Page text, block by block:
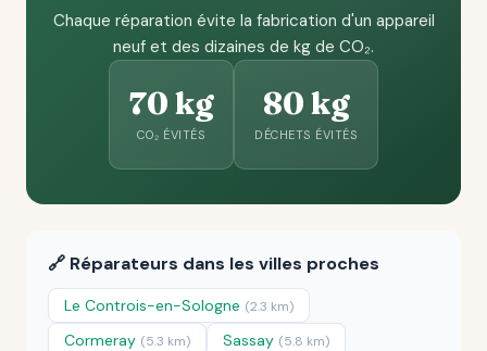
Chaque réparation évite la fabrication d'un appareil
neuf et des dizaines de kg de CO₂.
70 kg
CO₂ ÉVITÉS
80 kg
DÉCHETS ÉVITÉS
🔗 Réparateurs dans les villes proches
Le Controis-en-Sologne (2.3 km)
Cormeray (5.3 km) Sassay (5.8 km)